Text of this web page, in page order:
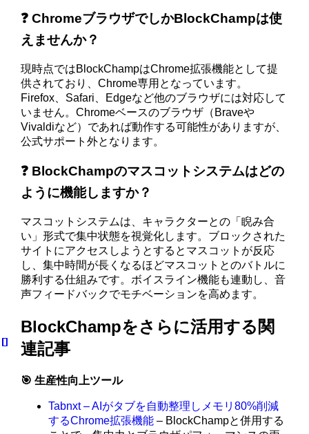
❓ ChromeブラウザでしかBlockChampは使
えませんか？
現時点ではBlockChampはChrome拡張機能として提
供されており、Chrome専用となっています。
Firefox、Safari、Edgeなど他のブラウザには対応して
いません。Chromeベースのブラウザ（Braveや
Vivaldiなど）であれば動作する可能性がありますが、
公式サポート外となります。
❓ BlockChampのマスコットシステムはどの
ように機能しますか？
マスコットシステムは、キャラクターとの「睨み合
い」形式で集中状態を視覚化します。ブロックされた
サイトにアクセスしようとするとマスコットが反応
し、集中時間が長くなるほどマスコットとのバトルに
勝利する仕組みです。ボイスライン機能も連動し、音
声フィードバックでモチベーションを高めます。
BlockChampをさらに活用する関
連記事
🎯 生産性向上ツール
Tabnxt – AIがタブを自動整理しメモリ80%削減
するChrome拡張機能 – BlockChampと併用する